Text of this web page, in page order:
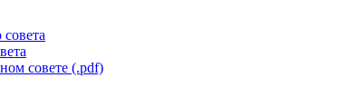
совете (.pdf)